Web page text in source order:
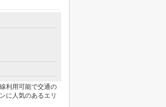
利用可能で交通の
に人気のあるエリ